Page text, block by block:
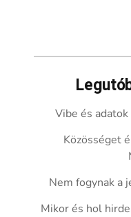
Vibe és
Közösséget
Nem fogynak a
Mikor és hol